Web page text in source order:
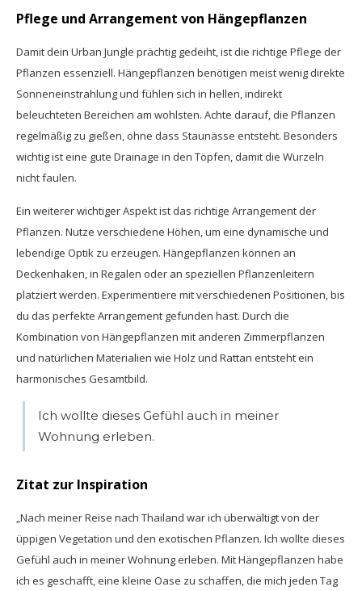
Pflege und Arrangement von Hängepflanzen
Damit dein Urban Jungle prächtig gedeiht, ist die richtige Pflege der
Pflanzen essenziell. Hängepflanzen benötigen meist wenig direkte
Sonneneinstrahlung und fühlen sich in hellen, indirekt
beleuchteten Bereichen am wohlsten. Achte darauf, die Pflanzen
regelmäßig zu gießen, ohne dass Staunässe entsteht. Besonders
wichtig ist eine gute Drainage in den Töpfen, damit die Wurzeln
nicht faulen.
Ein weiterer wichtiger Aspekt ist das richtige Arrangement der
Pflanzen. Nutze verschiedene Höhen, um eine dynamische und
lebendige Optik zu erzeugen. Hängepflanzen können an
Deckenhaken, in Regalen oder an speziellen Pflanzenleitern
platziert werden. Experimentiere mit verschiedenen Positionen, bis
du das perfekte Arrangement gefunden hast. Durch die
Kombination von Hängepflanzen mit anderen Zimmerpflanzen
und natürlichen Materialien wie Holz und Rattan entsteht ein
harmonisches Gesamtbild.
Ich wollte dieses Gefühl auch in meiner
Wohnung erleben.
Zitat zur Inspiration
„Nach meiner Reise nach Thailand war ich überwältigt von der
üppigen Vegetation und den exotischen Pflanzen. Ich wollte dieses
Gefühl auch in meiner Wohnung erleben. Mit Hängepflanzen habe
ich es geschafft, eine kleine Oase zu schaffen, die mich jeden Tag